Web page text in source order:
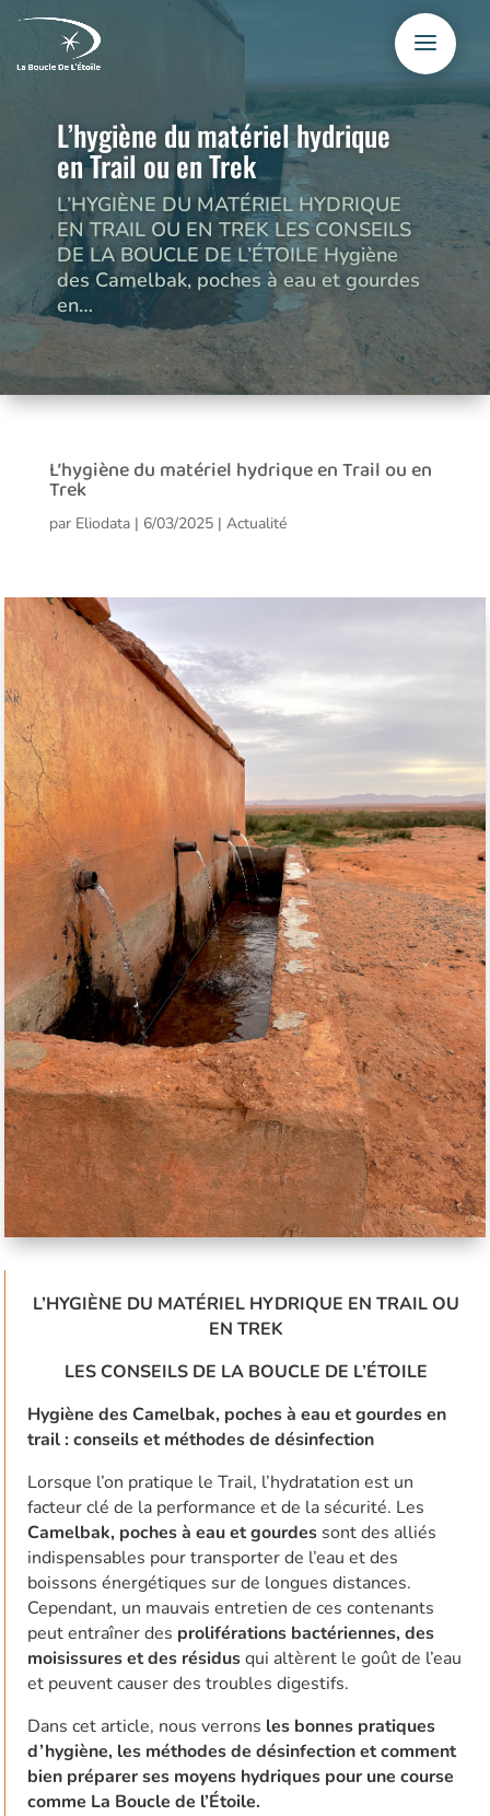
L’hygiène du matériel hydrique
en Trail ou en Trek
L’HYGIÈNE DU MATÉRIEL HYDRIQUE
EN TRAIL OU EN TREK LES CONSEILS
DE LA BOUCLE DE L’ÉTOILE Hygiène
des Camelbak, poches à eau et gourdes
en…
L’hygiène du matériel hydrique en Trail ou en
Trek
par Eliodata| 6/03/2025| Actualité
L’HYGIÈNE DU MATÉRIEL HYDRIQUE EN TRAIL OU
EN TREK
LES CONSEILS DE LA BOUCLE DE L’ÉTOILE
Hygiène des Camelbak, poches à eau et gourdes en
trail : conseils et méthodes de désinfection
Lorsque l’on pratique le Trail, l’hydratation est un
facteur clé de la performance et de la sécurité. Les
Camelbak, poches à eau et gourdes sont des alliés
indispensables pour transporter de l’eau et des
boissons énergétiques sur de longues distances.
Cependant, un mauvais entretien de ces contenants
peut entraîner des proliférations bactériennes, des
moisissures et des résidusqui altèrent le goût de l’eau
et peuvent causer des troubles digestifs.
Dans cet article, nous verrons les bonnes pratiques
d’hygiène, les méthodes de désinfection et comment
bien préparer ses moyens hydriques pour une course
comme La Boucle de l’Étoile.